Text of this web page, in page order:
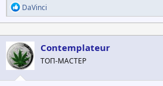
Р
е
а
к
ц
и
и
:
DаVinci
Contemplateur
ТОП-МАСТЕР